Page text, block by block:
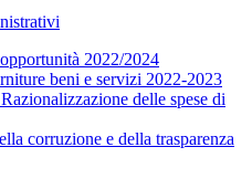
2022/2024
beni e servizi 2022-2023
delle spese di
corruzione e della trasparenza